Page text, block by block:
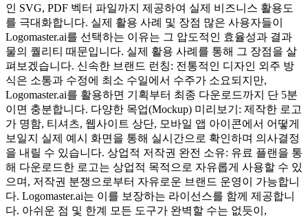
인 SVG, PDF 벡터 파일까지 제공하여 실제 비즈니스 활용도
를 극대화합니다. 실제 활용 사례 및 장점 많은 사용자들이
Logomaster.ai를 선택하는 이유는 그 압도적인 효율성과 결과
물의 퀄리티 때문입니다. 실제 활용 사례를 통해 그 장점을 살
펴보겠습니다. 신속한 브랜드 런칭: 전통적인 디자인 외주 방
식은 소통과 수정에 최소 수일에서 수주가 소요되지만,
Logomaster.ai를 활용하면 기획부터 최종 다운로드까지 단 5분
이면 충분합니다. 다양한 목업(Mockup) 미리보기: 제작한 로고
가 명함, 티셔츠, 웹사이트 상단, 모바일 앱 아이콘에서 어떻게
보일지 실제 예시 화면을 통해 실시간으로 확인하며 의사결정
을 내릴 수 있습니다. 상업적 저작권 완전 소유: 유료 플랜을 통
해 다운로드한 로고는 상업적 목적으로 자유롭게 사용할 수 있
으며, 저작권 분쟁으로부터 자유로운 브랜드 운영이 가능합니
다. Logomaster.ai는 이를 보장하는 라이선스를 함께 제공합니
다. 아쉬운 점 및 한계 모든 도구가 완벽할 수는 없듯이,